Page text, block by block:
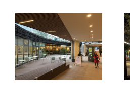
Quartier des Groues